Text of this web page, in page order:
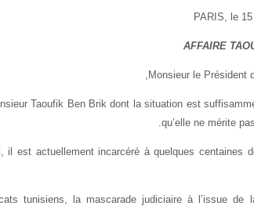
PARIS, le
AFFAIRE
Monsieur le Président
Taoufik Ben Brik dont la situation est
qu’elle ne mérite
il est actuellement incarcéré à quelques centaines
tunisiens, la mascarade judiciaire à l’issue de